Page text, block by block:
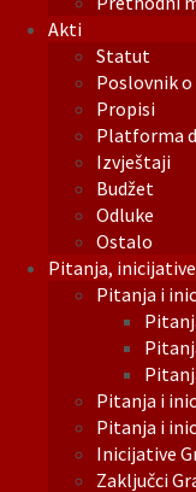
Akti
Statut
Poslovnik o
Propisi
Platforma
Izvještaji
Budžet
Odluke
Ostalo
Pitanja,
Pitanja i
Pitanja i
Pitanja i
Inicijative
Zaključci